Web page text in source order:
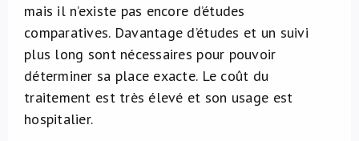
mais il n’existe pas encore d’études
comparatives. Davantage d’études et un suivi
plus long sont nécessaires pour pouvoir
déterminer sa place exacte. Le coût du
traitement est très élevé et son usage est
hospitalier.